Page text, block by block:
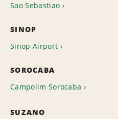
Sao Sebastiao
SINOP
Sinop Airport
SOROCABA
Campolim Sorocaba
SUZANO